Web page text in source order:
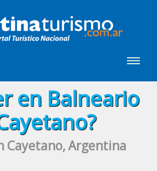
en Balneario
Cayetano, Argentina